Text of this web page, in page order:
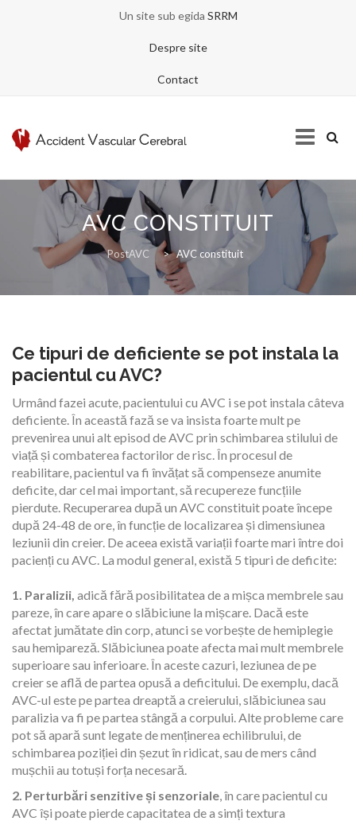
Un site sub egida SRRM
Despre site
Contact
DESPRE AVC
EVALUARE AVC
RECUPERARE
NOUTATI
AVC CONSTITUIT
PostAVC > AVC constituit
Ce tipuri de deficiente se pot instala la
pacientul cu AVC?
Urmând fazei acute, pacientului cu AVC i se pot instala câteva
deficiente. În această fază se va insista foarte mult pe
prevenirea unui alt episod de AVC prin schimbarea stilului de
viață și combaterea factorilor de risc. În procesul de
reabilitare, pacientul va fi învățat să compenseze anumite
deficite, dar cel mai important, să recupereze funcțiile
pierdute. Recuperarea după un AVC constituit poate începe
după 24-48 de ore, în funcție de localizarea și dimensiunea
leziunii din creier. De aceea există variații foarte mari între doi
pacienți cu AVC. La modul general, există 5 tipuri de deficite:
1. Paralizii, adică fără posibilitatea de a mișca membrele sau
pareze, în care apare o slăbiciune la mișcare. Dacă este
afectat jumătate din corp, atunci se vorbește de hemiplegie
sau hemipareză. Slăbiciunea poate afecta mai mult membrele
superioare sau inferioare. În aceste cazuri, leziunea de pe
creier se află de partea opusă a deficitului. De exemplu, dacă
AVC-ul este pe partea dreaptă a creierului, slăbiciunea sau
paralizia va fi pe partea stângă a corpului. Alte probleme care
pot să apară sunt legate de menținerea echilibrului, de
schimbarea poziției din șezut în ridicat, sau de mers când
mușchii au totuși forța necesară.
2. Perturbări senzitive și senzoriale, în care pacientul cu
AVC își poate pierde capacitatea de a simți textura